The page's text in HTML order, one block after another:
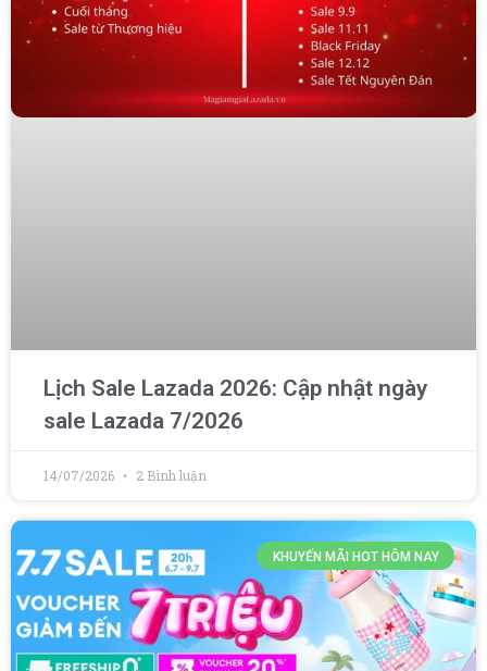
Lịch Sale Lazada 2026: Cập nhật ngày
sale Lazada 7/2026
14/07/2026 2 Bình luận
KHUYẾN MÃI HOT HÔM NAY